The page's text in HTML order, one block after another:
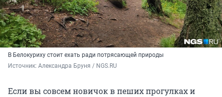
В Белокуриху стоит ехать ради потрясающей природы
Источник: Александра Бруня / NGS.RU
Если вы совсем новичок в пеших прогулках и